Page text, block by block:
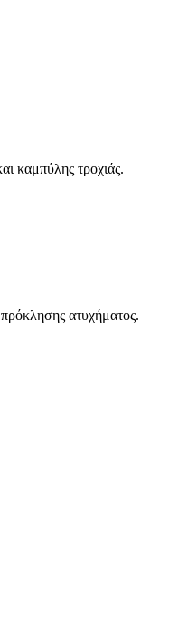
καμπύλης τροχιάς.
ατυχήματος.